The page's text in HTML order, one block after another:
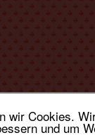
wir Cookies.
und um